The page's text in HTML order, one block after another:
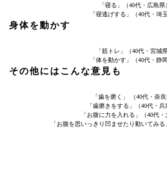
「寝る」（40代・広島県
「寝逃げする」（40代・埼玉
身体を動かす
「筋トレ」（40代・宮城県
「体を動かす」（40代・静岡
その他にはこんな意見も
「歯を磨く」 （40代・奈良
「歯磨きをする」（40代・兵
「お腹に力を入れる」（40代・
「お腹を思いっきり凹ませたり動いてみる